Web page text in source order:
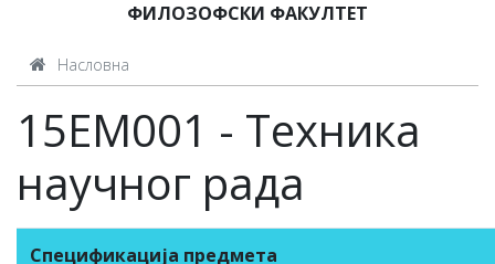
ФИЛОЗОФСКИ ФАКУЛТЕТ
Насловна
15ЕМ001 - Техника
научног рада
Спецификација предмета